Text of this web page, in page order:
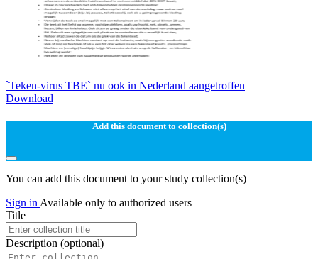
`Teken-virus TBE` nu ook in Nederland aangetroffen
Download
Add this document to collection(s)
You can add this document to your study collection(s)
Sign in Available only to authorized users
Title
Description (optional)